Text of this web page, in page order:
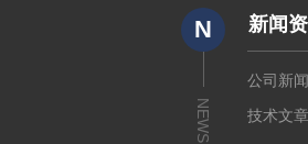
N
NEWS
新闻
公司新
技术文